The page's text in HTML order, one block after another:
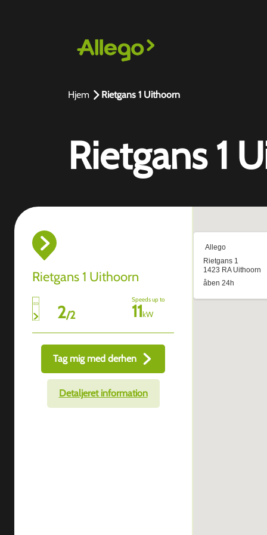
Hjem Rietgans 1 Uithoorn
Rietgans 1
Rietgans 1 Uithoorn
2/2
Speeds up to
11kW
Tag mig med derhen
Detaljeret information